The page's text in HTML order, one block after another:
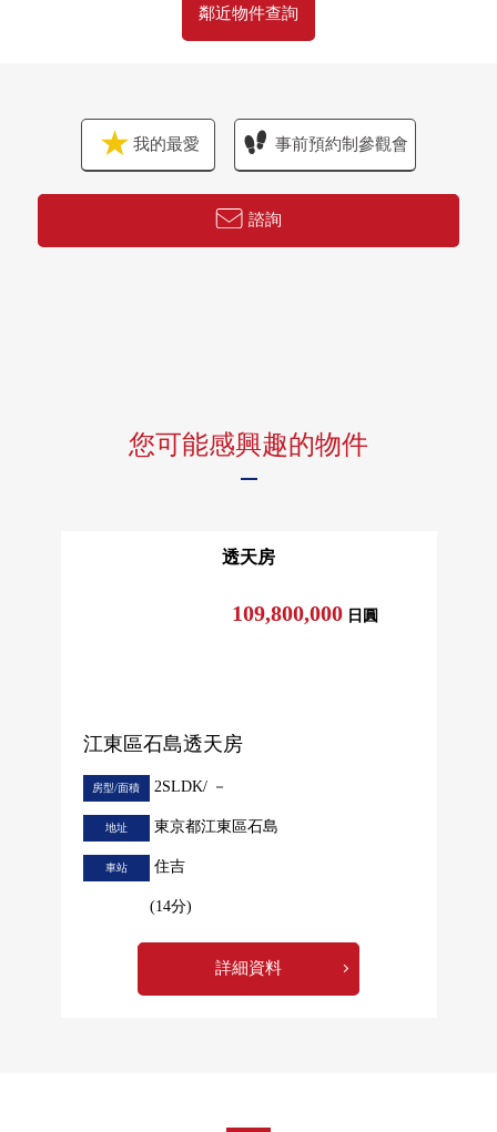
鄰近物件查詢
我的最愛 事前預約制參觀會
諮詢
您可能感興趣的物件
透天房
江東區石島透天房
109,800,000 日圓
房型/面積 2SLDK/ －
地址 東京都江東區石島
車站 住吉
(14分)
詳細資料